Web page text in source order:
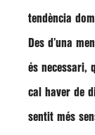
tendència
Des d’una
és necessari,
cal haver de
sentit més